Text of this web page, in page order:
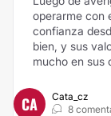
operarme con
confianza
bien, y sus
mucho en sus
CA
Cata_cz
8